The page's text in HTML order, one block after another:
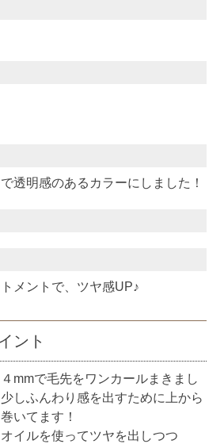
透明感のあるカラーにしました！
メントで、ツヤ感UP♪
ント
mmで毛先をワンカールまきまし
しふんわり感を出すために上から
いてます！
イルを使ってツヤを出しつつ